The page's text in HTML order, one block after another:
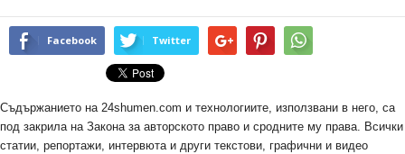
Facebook Twitter
Съдържанието на 24shumen.com и технологиите, използвани в него, са
под закрила на Закона за авторското право и сродните му права. Всички
статии, репортажи, интервюта и други текстови, графични и видео